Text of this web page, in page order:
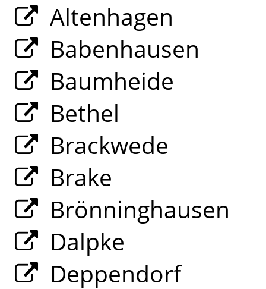
Altenhagen
Babenhausen
Baumheide
Bethel
Brackwede
Brake
Brönninghausen
Dalpke
Deppendorf